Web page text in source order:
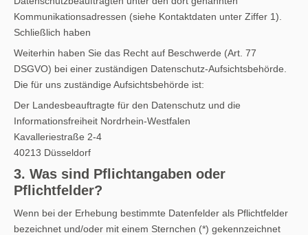
Kommunikationsadressen (siehe Kontaktdaten unter Ziffer 1).
Schließlich haben
Weiterhin haben Sie das Recht auf Beschwerde (Art. 77
DSGVO) bei einer zuständigen Datenschutz-Aufsichtsbehörde.
Die für uns zuständige Aufsichtsbehörde ist:
Der Landesbeauftragte für den Datenschutz und die
Informationsfreiheit Nordrhein-Westfalen
Kavalleriestraße 2-4
40213 Düsseldorf
3. Was sind Pflichtangaben oder
Pflichtfelder?
Wenn bei der Erhebung bestimmte Datenfelder als Pflichtfelder
bezeichnet und/oder mit einem Sternchen (*) gekennzeichnet